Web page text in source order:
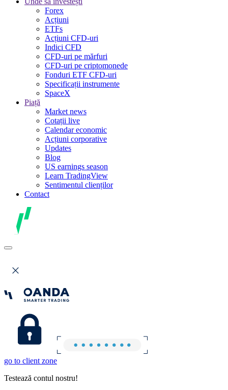
Forex
Acțiuni
ETFs
Acțiuni CFD-uri
Indici CFD
CFD-uri pe mărfuri
CFD-uri pe criptomonede
Fonduri ETF CFD-uri
Specificații instrumente
SpaceX
Piață
Market news
Cotații live
Calendar economic
Acțiuni corporative
Updates
Blog
US earnings season
Learn TradingView
Sentimentul clienților
Contact
go to client zone
Testează contul nostru!